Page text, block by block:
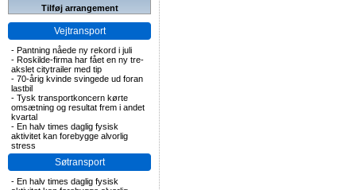
Tilføj arrangement
Vejtransport
- Pantning nåede ny rekord i juli
- Roskilde-firma har fået en ny tre-
akslet citytrailer med tip
- 70-årig kvinde svingede ud foran
lastbil
- Tysk transportkoncern kørte
omsætning og resultat frem i andet
kvartal
- En halv times daglig fysisk
aktivitet kan forebygge alvorlig
stress
Søtransport
- En halv times daglig fysisk